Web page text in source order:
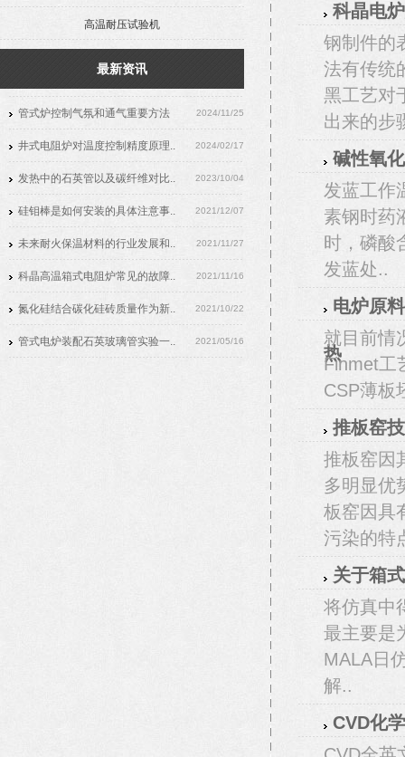
高温耐压试验机
最新资讯
2024/11/25
管式炉控制气氛和通气重要方法
2024/02/17
井式电阻炉对温度控制精度原理..
2023/10/04
发热中的石英管以及碳纤维对比..
2021/12/07
硅钼棒是如何安装的具体注意事..
2021/11/27
未来耐火保温材料的行业发展和..
2021/11/16
科晶高温箱式电阻炉常见的故障..
2021/10/22
氮化硅结合碳化硅砖质量作为新..
2021/05/16
管式电炉装配石英玻璃管实验一..
科晶电
钢制件的
法有传统
黑工艺对
出来的步
碱性氧
发蓝工作
素钢时药
时，磷酸
发蓝处..
电炉原
就目前情
Finmet工
CSP薄板
推板窑
推板窑因
多明显优
板窑因具
污染的特
关于箱
将仿真中
最主要是
MALA日
解..
CVD化